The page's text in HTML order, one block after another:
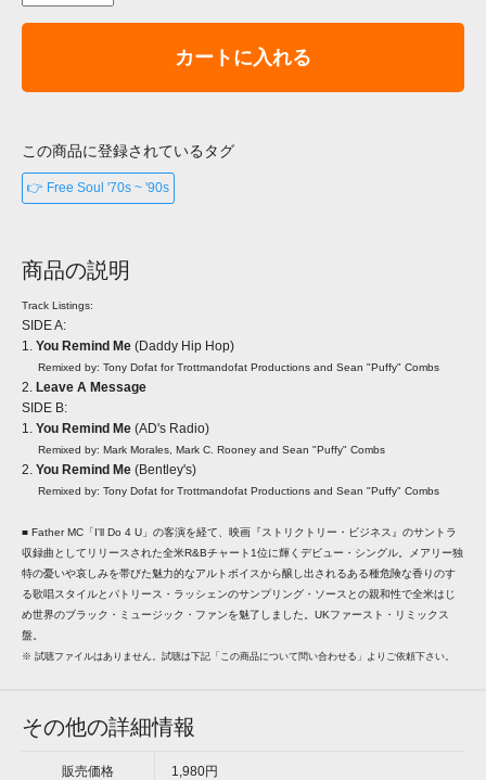
カートに入れる
この商品に登録されているタグ
👉 Free Soul '70s ~ '90s
商品の説明
Track Listings:
SIDE A:
1. You Remind Me (Daddy Hip Hop)
Remixed by: Tony Dofat for Trottmandofat Productions and Sean "Puffy" Combs
2. Leave A Message
SIDE B:
1. You Remind Me (AD's Radio)
Remixed by: Mark Morales, Mark C. Rooney and Sean "Puffy" Combs
2. You Remind Me (Bentley's)
Remixed by: Tony Dofat for Trottmandofat Productions and Sean "Puffy" Combs
■ Father MC「I'll Do 4 U」の客演を経て、映画『ストリクトリー・ビジネス』のサントラ
収録曲としてリリースされた全米R&Bチャート1位に輝くデビュー・シングル。メアリー独
特の憂いや哀しみを帯びた魅力的なアルトボイスから醸し出されるある種危険な香りのす
る歌唱スタイルとパトリース・ラッシェンのサンプリング・ソースとの親和性で全米はじ
め世界のブラック・ミュージック・ファンを魅了しました。UKファースト・リミックス
盤。
※ 試聴ファイルはありません。試聴は下記「この商品について問い合わせる」よりご依頼下さい。
その他の詳細情報
販売価格 1,980円